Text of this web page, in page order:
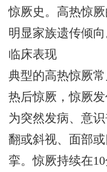
惊厥史。高热惊
明显家族遗传倾向
临床表现
典型的高热惊厥
热后惊厥，惊厥
为突然发病、意
翻或斜视、面部
挛。惊厥持续在